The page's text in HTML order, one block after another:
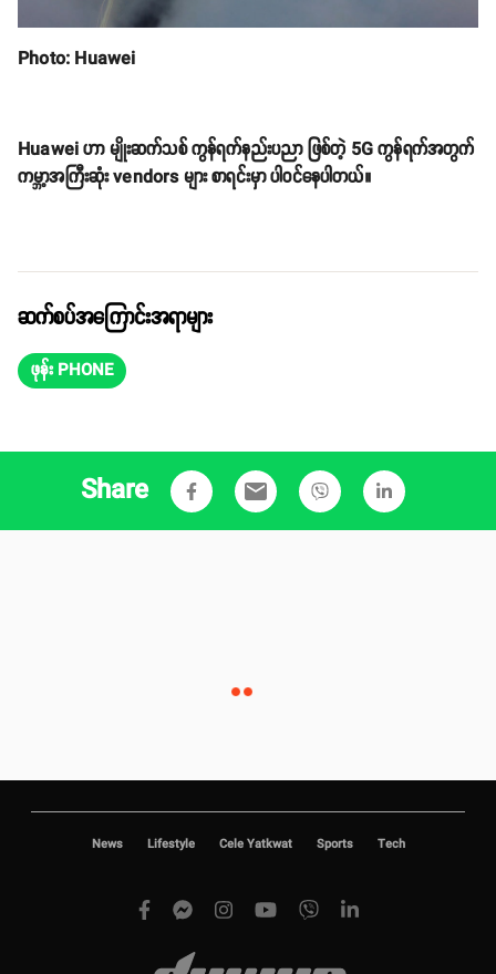
Photo: Huawei
Huawei ဟာ မျိုးဆက်သစ် ကွန်ရက်နည်းပညာ ဖြစ်တဲ့ 5G ကွန်ရက်အတွက်
ကမ္ဘာ့အကြီးဆုံး vendors များ စာရင်းမှာ ပါဝင်နေပါတယ်။
ဆက်စပ်အကြောင်းအရာများ
ဖုန်း PHONE
Share email
News Lifestyle Cele Yatkwat Sports Tech